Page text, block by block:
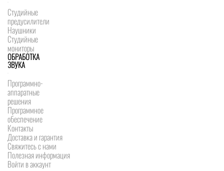
Студийные
предусилители
Наушники
Студийные
мониторы
ОБРАБОТКА
ЗВУКА
Программно-
аппаратные
решения
Программное
обеспечение
Контакты
Доставка и гарантия
Свяжитесь с нами
Полезная информация
Войти в аккаунт